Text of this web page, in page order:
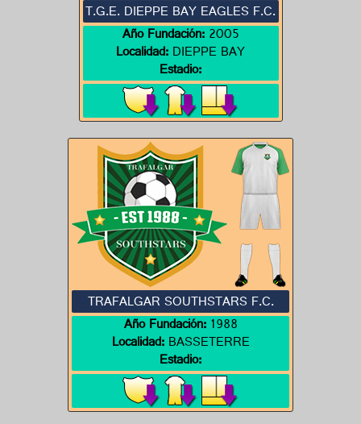
T.G.E. DIEPPE BAY EAGLES F.C.
Año Fundación:2005
Localidad:DIEPPE BAY
Estadio:
TRAFALGAR SOUTHSTARS F.C.
Año Fundación:1988
Localidad:BASSETERRE
Estadio: